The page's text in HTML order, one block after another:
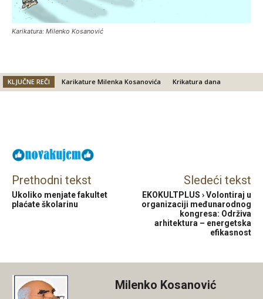
Karikatura: Milenko Kosanović
KLJUČNE REČI Karikature Milenka Kosanovića Krikatura dana
Prethodni tekst
Ukoliko menjate fakultet
plaćate školarinu
Sledeći tekst
EKOKULTPLUS › Volontiraj u
organizaciji međunarodnog
kongresa: Održiva
arhitektura – energetska
efikasnost
Milenko Kosanović